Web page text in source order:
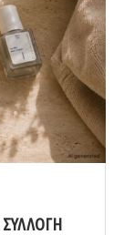
ΣΥΛΛΟΓΉ